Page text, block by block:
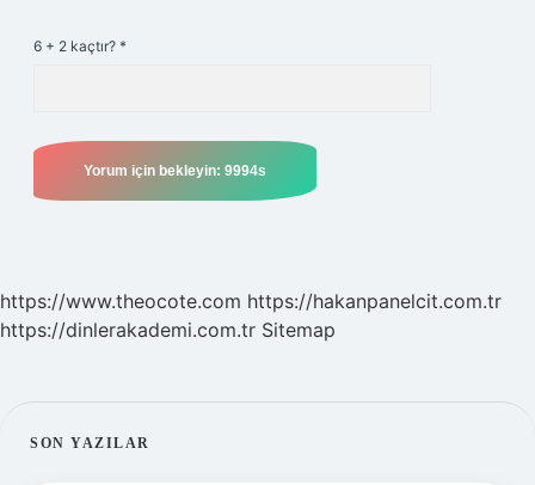
6 + 2 kaçtır? *
https://www.theocote.com https://hakanpanelcit.com.tr
https://dinlerakademi.com.tr Sitemap
SIDEBAR
SON YAZILAR